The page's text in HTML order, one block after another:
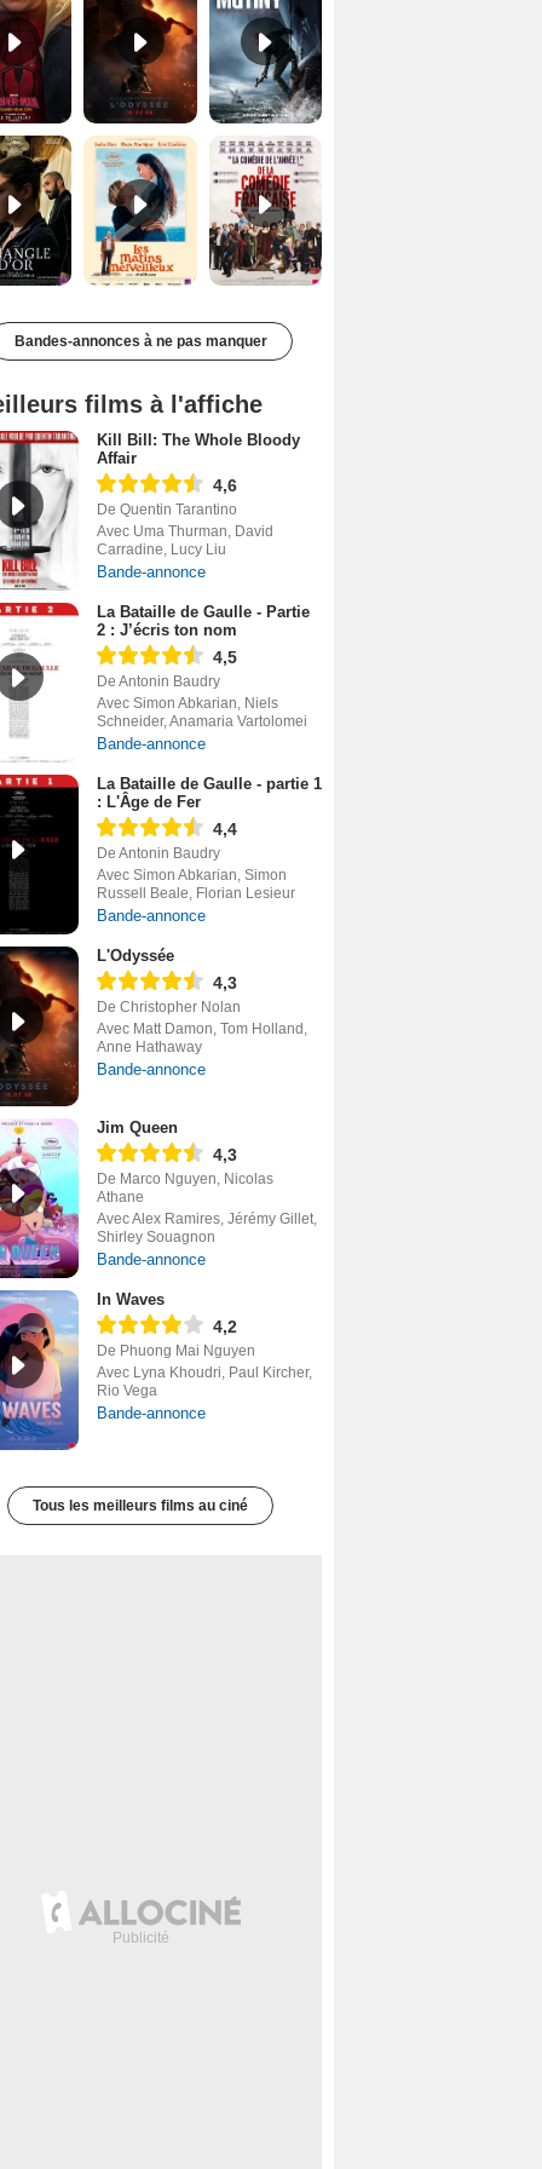
Les Matins merveilleux Bande-annonce VF De la Comédie-Française Teaser VF
Bandes-annonces à ne pas manquer
films à l'affiche
Kill Bill: The Whole Bloody
Affair
4,6
De Quentin Tarantino
Avec Uma Thurman, David
Carradine, Lucy Liu
Bande-annonce
La Bataille de Gaulle - Partie
2 : J’écris ton nom
4,5
De Antonin Baudry
Avec Simon Abkarian, Niels
Schneider, Anamaria Vartolomei
Bande-annonce
La Bataille de Gaulle - partie 1
: L'Âge de Fer
4,4
De Antonin Baudry
Avec Simon Abkarian, Simon
Russell Beale, Florian Lesieur
Bande-annonce
L'Odyssée
4,3
De Christopher Nolan
Avec Matt Damon, Tom Holland,
Anne Hathaway
Bande-annonce
Jim Queen
4,3
De Marco Nguyen, Nicolas
Athane
Avec Alex Ramires, Jérémy Gillet,
Shirley Souagnon
Bande-annonce
In Waves
4,2
De Phuong Mai Nguyen
Avec Lyna Khoudri, Paul Kircher,
Rio Vega
Bande-annonce
Tous les meilleurs films au ciné